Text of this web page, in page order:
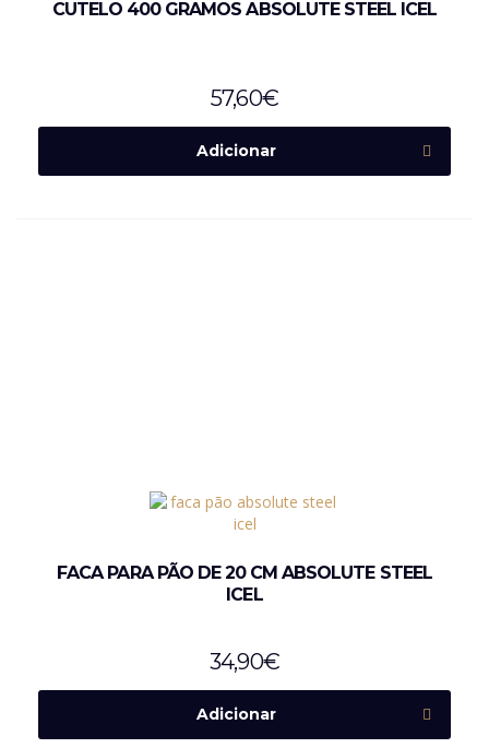
CUTELO 400 GRAMOS ABSOLUTE STEEL ICEL
57,60€
Adicionar
FACA PARA PÃO DE 20 CM ABSOLUTE STEEL
ICEL
34,90€
Adicionar